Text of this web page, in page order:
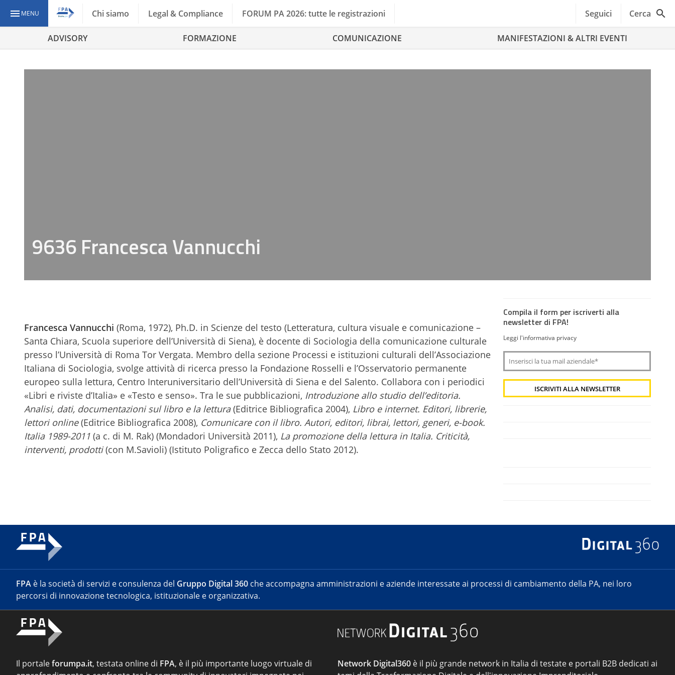
MENU Chi siamo Legal & Compliance FORUM PA 2026: tutte le registrazioni Seguici Cerca
ADVISORY FORMAZIONE COMUNICAZIONE MANIFESTAZIONI & ALTRI EVENTI
9636 Francesca Vannucchi
Francesca Vannucchi (Roma, 1972), Ph.D. in Scienze del testo (Letteratura, cultura visuale e comunicazione –
Santa Chiara, Scuola superiore dell’Università di Siena), è docente di Sociologia della comunicazione culturale
presso l’Università di Roma Tor Vergata. Membro della sezione Processi e istituzioni culturali dell’Associazione
Italiana di Sociologia, svolge attività di ricerca presso la Fondazione Rosselli e l’Osservatorio permanente
europeo sulla lettura, Centro Interuniversitario dell’Università di Siena e del Salento. Collabora con i periodici
«Libri e riviste d’Italia» e «Testo e senso». Tra le sue pubblicazioni, Introduzione allo studio dell’editoria.
Analisi, dati, documentazioni sul libro e la lettura(Editrice Bibliografica 2004), Libro e internet. Editori, librerie,
lettori online(Editrice Bibliografica 2008), Comunicare con il libro. Autori, editori, librai, lettori, generi, e-book.
Italia 1989-2011 (a c. di M. Rak) (Mondadori Università 2011), La promozione della lettura in Italia. Criticità,
interventi, prodotti(con M.Savioli) (Istituto Poligrafico e Zecca dello Stato 2012).
Compila il form per iscriverti alla
newsletter di FPA!
Leggi l'informativa privacy
FPA è la società di servizi e consulenza del Gruppo Digital 360 che accompagna amministrazioni e aziende interessate ai processi di cambiamento della PA, nei loro
percorsi di innovazione tecnologica, istituzionale e organizzativa.
Il portaleforumpa.it, testata online di FPA, è il più importante luogo virtuale di
Network Digital360 è il più grande network in Italia di testate e portali B2B dedicati ai